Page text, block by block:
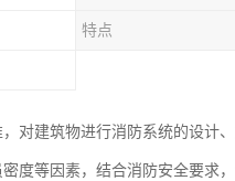
特点
对建筑物进行消防系统的设计、
度等因素，结合消防安全要求